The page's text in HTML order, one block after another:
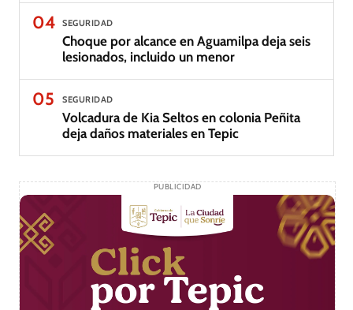
04 SEGURIDAD
Choque por alcance en Aguamilpa deja seis
lesionados, incluido un menor
05 SEGURIDAD
Volcadura de Kia Seltos en colonia Peñita
deja daños materiales en Tepic
PUBLICIDAD